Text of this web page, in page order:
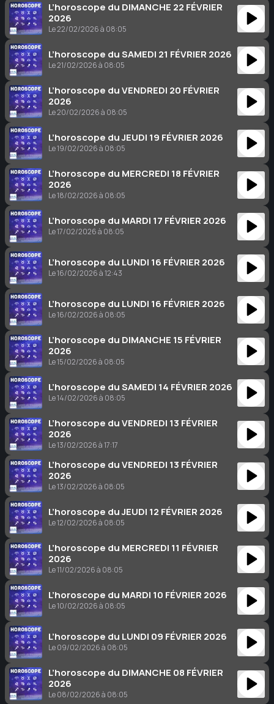
L’horoscope du DIMANCHE 22 FÉVRIER
2026
Le 22/02/2026 à 08:05
L’horoscope du SAMEDI 21 FÉVRIER 2026
Le 21/02/2026 à 08:05
L’horoscope du VENDREDI 20 FÉVRIER
2026
Le 20/02/2026 à 08:05
L’horoscope du JEUDI 19 FÉVRIER 2026
Le 19/02/2026 à 08:05
L’horoscope du MERCREDI 18 FÉVRIER
2026
Le 18/02/2026 à 08:05
L’horoscope du MARDI 17 FÉVRIER 2026
Le 17/02/2026 à 08:05
L’horoscope du LUNDI 16 FÉVRIER 2026
Le 16/02/2026 à 12:43
L’horoscope du LUNDI 16 FÉVRIER 2026
Le 16/02/2026 à 08:05
L’horoscope du DIMANCHE 15 FÉVRIER
2026
Le 15/02/2026 à 08:05
L’horoscope du SAMEDI 14 FÉVRIER 2026
Le 14/02/2026 à 08:05
L’horoscope du VENDREDI 13 FÉVRIER
2026
Le 13/02/2026 à 17:17
L’horoscope du VENDREDI 13 FÉVRIER
2026
Le 13/02/2026 à 08:05
L’horoscope du JEUDI 12 FÉVRIER 2026
Le 12/02/2026 à 08:05
L’horoscope du MERCREDI 11 FÉVRIER
2026
Le 11/02/2026 à 08:05
L’horoscope du MARDI 10 FÉVRIER 2026
Le 10/02/2026 à 08:05
L’horoscope du LUNDI 09 FÉVRIER 2026
Le 09/02/2026 à 08:05
L’horoscope du DIMANCHE 08 FÉVRIER
2026
Le 08/02/2026 à 08:05